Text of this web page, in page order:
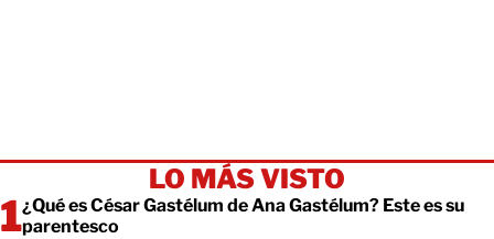
LO MÁS VISTO
¿Qué es César Gastélum de Ana Gastélum? Este es su
parentesco